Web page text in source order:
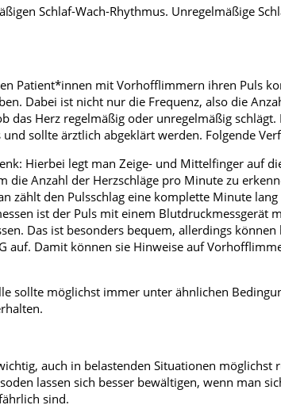
Schlaf-Wach-Rhythmus. Unregelmäßige
Patient*innen mit Vorhofflimmern ihren Puls
Dabei ist nicht nur die Frequenz, also die
das Herz regelmäßig oder unregelmäßig
sollte ärztlich abgeklärt werden. Folgende
Hierbei legt man Zeige- und Mittelfinger auf
die Anzahl der Herzschläge pro Minute zu
zählt den Pulsschlag eine komplette Minute lang
ist der Puls mit einem Blutdruckmessgerät
Das ist besonders bequem, allerdings
auf. Damit können sie Hinweise auf
sollte möglichst immer unter ähnlichen
auch in belastenden Situationen möglichst
lassen sich besser bewältigen, wenn man
sind.